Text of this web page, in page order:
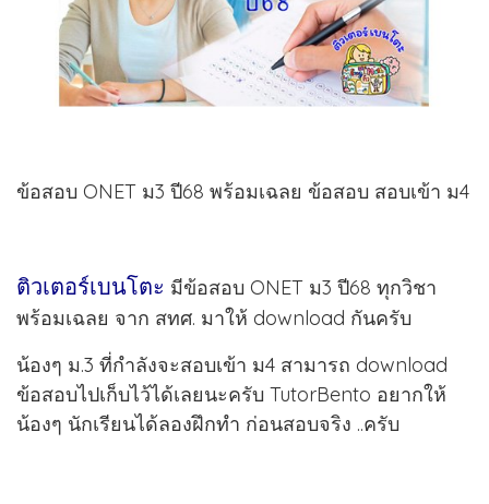
ข้อสอบ ONET ม3 ปี68 พร้อมเฉลย ข้อสอบ สอบเข้า ม4
ติวเตอร์เบนโตะ มีข้อสอบ ONET ม3 ปี68 ทุกวิชา
พร้อมเฉลย จาก สทศ. มาให้ download กันครับ
น้องๆ ม.3 ที่กำลังจะสอบเข้า ม4 สามารถ download
ข้อสอบไปเก็บไว้ได้เลยนะครับ TutorBento อยากให้
น้องๆ นักเรียนได้ลองฝึกทำ ก่อนสอบจริง ..ครับ